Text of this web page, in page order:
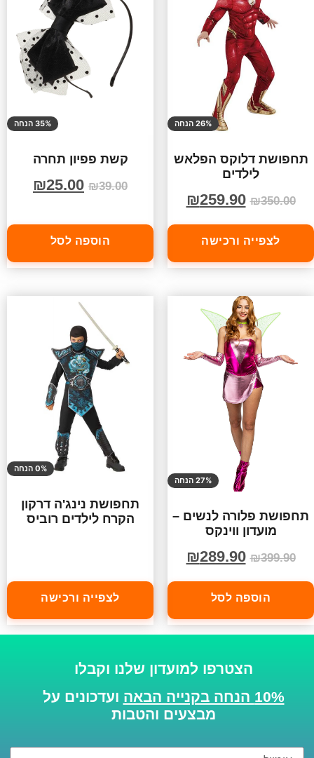
26% הנחה
תחפושת דלוקס הפלאש
לילדים
₪350.00
₪259.90
לצפייה ורכישה
35% הנחה
קשת פפיון תחרה
₪39.00
₪25.00
הוספה לסל
27% הנחה
תחפושת פלורה לנשים –
מועדון ווינקס
₪399.90
₪289.90
הוספה לסל
0% הנחה
תחפושת נינג'ה דרקון
הקרח לילדים רוביס
לצפייה ורכישה
הצטרפו למועדון שלנו וקבלו
10% הנחה בקנייה הבאה
ועדכונים על
מבצעים והטבות